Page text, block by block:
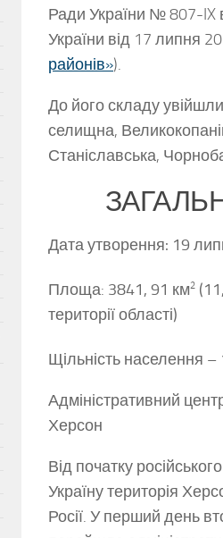
Ради України № 807-IX
України від 17 липня
районів»).
До його складу
селищна,
Станіславська,
Дата утворення: 19
Площа: 3841, 91 км2
території області)
Щільність населення
Адміністративний
Херсон
Від початку
Україну територія
Росії. У перший день